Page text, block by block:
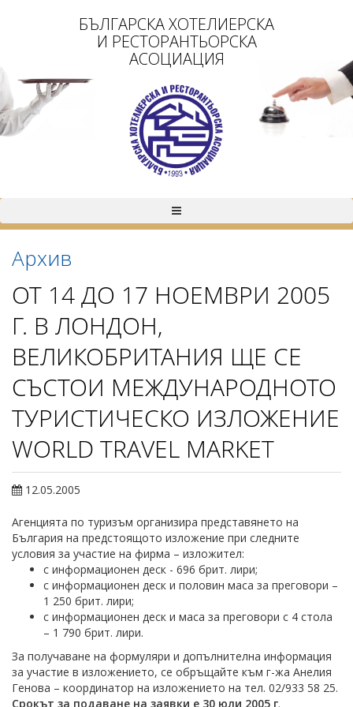
БЪЛГАРСКА ХОТЕЛИЕРСКА
И РЕСТОРАНТЬОРСКА
АСОЦИАЦИЯ
Архив
ОТ 14 ДО 17 НОЕМВРИ 2005
Г. В ЛОНДОН,
ВЕЛИКОБРИТАНИЯ ЩЕ СЕ
СЪСТОИ МЕЖДУНАРОДНОТО
ТУРИСТИЧЕСКО ИЗЛОЖЕНИЕ
WORLD TRAVEL MARKET
12.05.2005
Агенцията по туризъм организира представянето на
България на предстоящото изложение при следните
условия за участие на фирма – изложител:
с информационен деск - 696 брит. лири;
с информационен деск и половин маса за преговори –
1 250 брит. лири;
с информационен деск и маса за преговори с 4 стола
– 1 790 брит. лири.
За получаване на формуляри и допълнителна информация
за участие в изложението, се обръщайте към г-жа Анелия
Генова – координатор на изложението на тел. 02/933 58 25.
Срокът за подаване на заявки е 30 юли 2005 г.